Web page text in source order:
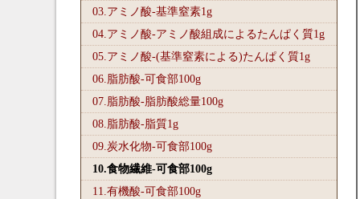
03.アミノ酸-基準窒素1g
04.アミノ酸-アミノ酸組成によるたんぱく質1g
05.アミノ酸-(基準窒素による)たんぱく質1g
06.脂肪酸-可食部100g
07.脂肪酸-脂肪酸総量100g
08.脂肪酸-脂質1g
09.炭水化物-可食部100g
10.食物繊維-可食部100g
11.有機酸-可食部100g